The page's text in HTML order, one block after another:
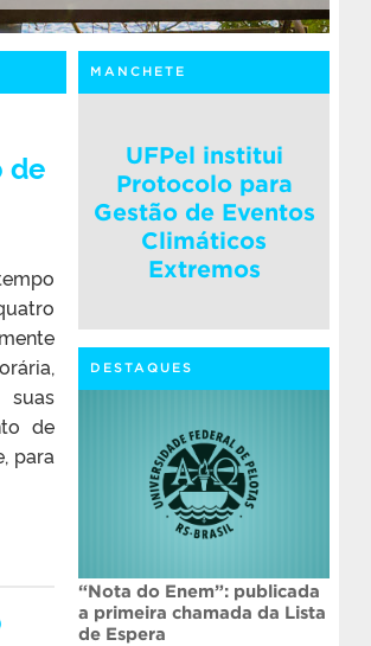
de
suas
de
para
MANCHETE
UFPel institui
Protocolo para
Gestão de Eventos
Climáticos
Extremos
DESTAQUES
“Nota do Enem”: publicada
a primeira chamada da Lista
de Espera